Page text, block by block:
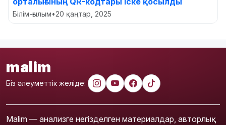
Білім-ғылым•20 қаңтар, 2025
malim
Біз әлеуметтік желіде:
Malim — анализге негізделген материалдар, авторлық